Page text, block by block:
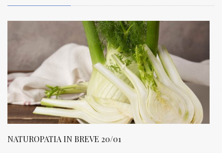
NATUROPATIA IN BREVE 20/01